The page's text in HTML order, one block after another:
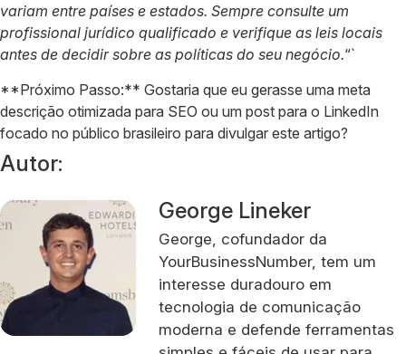
variam entre países e estados. Sempre consulte um
profissional jurídico qualificado e verifique as leis locais
antes de decidir sobre as políticas do seu negócio.“`
**Próximo Passo:** Gostaria que eu gerasse uma meta
descrição otimizada para SEO ou um post para o LinkedIn
focado no público brasileiro para divulgar este artigo?
Autor:
George Lineker
George, cofundador da
YourBusinessNumber, tem um
interesse duradouro em
tecnologia de comunicação
moderna e defende ferramentas